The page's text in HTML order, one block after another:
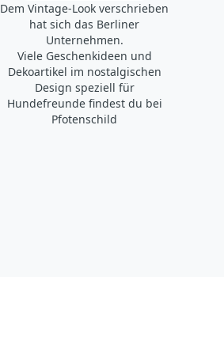
Dem Vintage-Look verschrieben
hat sich das Berliner
Unternehmen.
Viele Geschenkideen und
Dekoartikel im nostalgischen
Design speziell für
Hundefreunde findest du bei
Pfotenschild